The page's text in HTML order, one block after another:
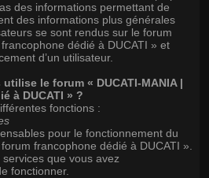
des informations permettant de
des informations plus générales
se sont rendus sur le forum
dédié à DUCATI » et
d’un utilisateur.
le forum « DUCATI-MANIA |
à DUCATI » ?
fonctions :
pour le fonctionnement du
francophone dédié à DUCATI ».
que vous avez
fonctionner.